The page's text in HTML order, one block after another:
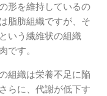
形を維持しているの
脂肪組織ですが、そ
いう繊維状の組織
です。
組織は栄養不足に陥
らに、代謝が低下す